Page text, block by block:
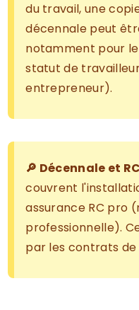
du travail, une
décennale peut
notamment pour
statut de
entrepreneur).
🔎 Décennale et
couvrent
assurance RC pro
professionnelle).
par les contrats de